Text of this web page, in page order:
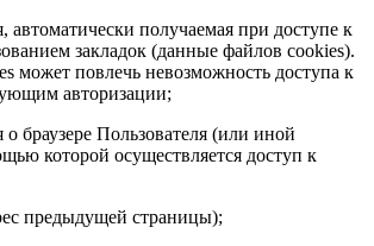
получаемая при доступе к
закладок (данные файлов cookies).
может повлечь невозможность доступа к
авторизации;
браузере Пользователя (или иной
которой осуществляется доступ к
предыдущей страницы);